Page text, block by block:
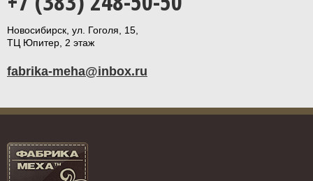
Новосибирск, ул. Гоголя, 15,
ТЦ Юпитер, 2 этаж
fabrika-meha@inbox.ru